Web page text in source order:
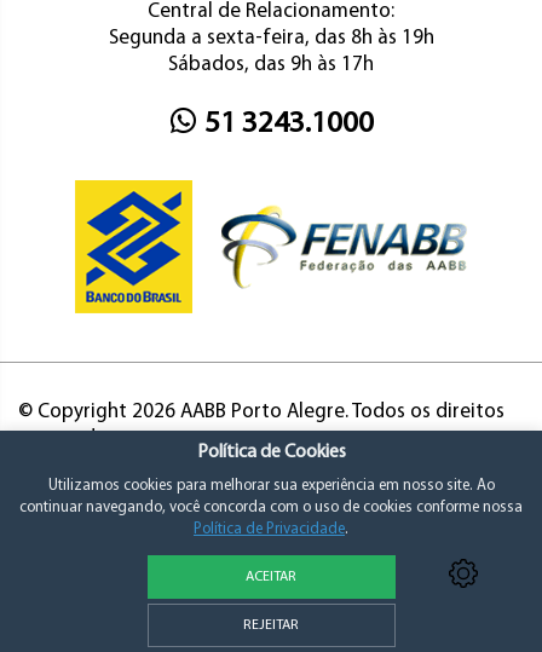
Central de Relacionamento:
Segunda a sexta-feira, das 8h às 19h
Sábados, das 9h às 17h
51 3243.1000
© Copyright 2026 AABB Porto Alegre. Todos os direitos
Política de Privacidade e Consentimento
Política de Cookies
Utilizamos cookies para melhorar sua experiência em nosso site. Ao
continuar navegando, você concorda com o uso de cookies conforme nossa
Política de Privacidade.
ACEITAR
REJEITAR